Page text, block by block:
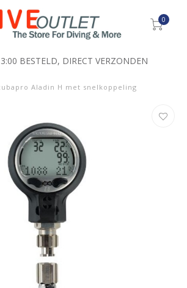
0
BESTELD, DIRECT VERZONDEN
Aladin H met snelkoppeling